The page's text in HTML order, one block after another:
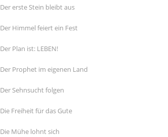
Der erste Stein bleibt aus
Der Himmel feiert ein Fest
Der Plan ist: LEBEN!
Der Prophet im eigenen Land
Der Sehnsucht folgen
Die Freiheit für das Gute
Die Mühe lohnt sich